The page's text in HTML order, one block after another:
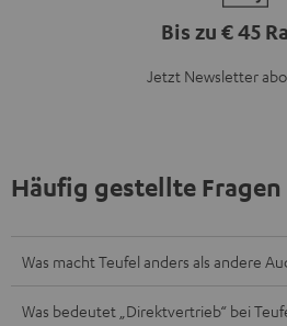
Bis zu € 45
Jetzt Newsletter
Häufig gestellte Fragen
Was macht Teufel anders als andere
Was bedeutet „Direktvertrieb“ bei